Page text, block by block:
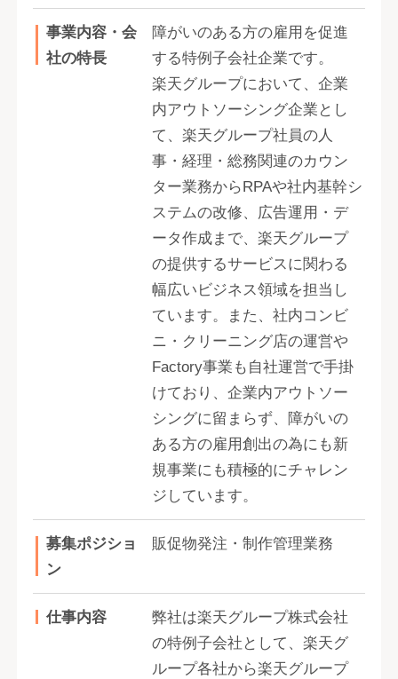
事業内容・会
社の特長
障がいのある方の雇用を促進
する特例子会社企業です。
楽天グループにおいて、企業
内アウトソーシング企業とし
て、楽天グループ社員の人
事・経理・総務関連のカウン
ター業務からRPAや社内基幹シ
ステムの改修、広告運用・デ
ータ作成まで、楽天グループ
の提供するサービスに関わる
幅広いビジネス領域を担当し
ています。また、社内コンビ
ニ・クリーニング店の運営や
Factory事業も自社運営で手掛
けており、企業内アウトソー
シングに留まらず、障がいの
ある方の雇用創出の為にも新
規事業にも積極的にチャレン
ジしています。
募集ポジショ
ン
販促物発注・制作管理業務
仕事内容
弊社は楽天グループ株式会社
の特例子会社として、楽天グ
ループ各社から楽天グループ